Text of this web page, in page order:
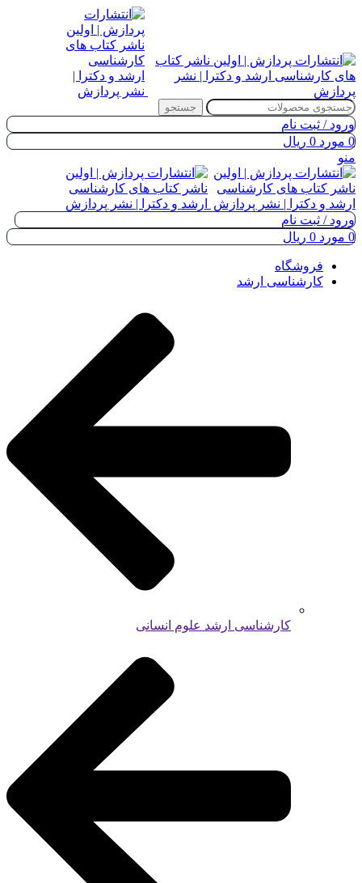
جستجو
ورود / ثبت نام
0 مورد 0 ریال
منو
ورود / ثبت نام
0 مورد 0 ریال
فروشگاه
کارشناسی ارشد
کارشناسی ارشد علوم انسانی